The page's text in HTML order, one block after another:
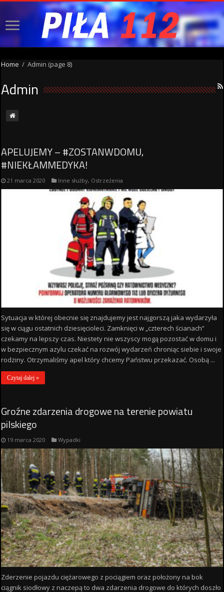
Home / Admin (page 8)
Admin
APELUJEMY – #ZOSTANWDOMU,
#NIEKŁAMMEDYKA!
21 marca 2020 Inne służby, Ostrzeżenia
Sytuacja w której obecnie się znajdujemy jest najgorszą jaka wydarzyła
się w ciągu ostatnich dziesięcioleci. Zamknięci w „czterech ścianach”
czekamy na lepszy czas. Niestety nie wszyscy mogą pozostać w domu i
w bezpiecznym azylu czekać na rozwój wydarzeń chroniąc siebie i swoje
rodziny. Otrzymaliśmy apel który chcemy Państwu przekazać. Osobą ...
Czytaj dalej »
Groźne zdarzenia drogowe na terenie powiatu
pilskiego
19 marca 2020 Wypadki
Zderzenie pojazdu ciężarowego z pociągiem oraz położony na bok
ciągnik siodłowy z naczepą to dwa zdarzenia drogowe do których doszło